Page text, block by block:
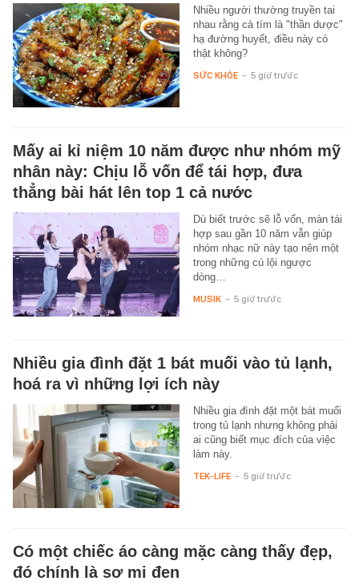
Nhiều người thường truyền tai
nhau rằng cà tím là "thần dược"
hạ đường huyết, điều này có
thật không?
SỨC KHỎE - 5 giờ trước
Mấy ai kỉ niệm 10 năm được như nhóm mỹ
nhân này: Chịu lỗ vốn để tái hợp, đưa
thẳng bài hát lên top 1 cả nước
Dù biết trước sẽ lỗ vốn, màn tái
hợp sau gần 10 năm vẫn giúp
nhóm nhạc nữ này tạo nên một
trong những cú lội ngược
dòng…
MUSIK - 5 giờ trước
Nhiều gia đình đặt 1 bát muối vào tủ lạnh,
hoá ra vì những lợi ích này
Nhiều gia đình đặt một bát muối
trong tủ lạnh nhưng không phải
ai cũng biết mục đích của việc
làm này.
TEK-LIFE - 5 giờ trước
Có một chiếc áo càng mặc càng thấy đẹp,
đó chính là sơ mi đen